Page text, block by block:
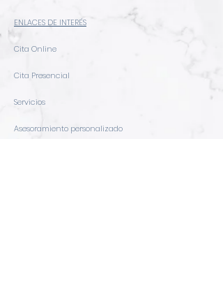
ENLACES DE INTERÉS
Cita Online
Cita Presencial
Servicios
Asesoramiento personalizado